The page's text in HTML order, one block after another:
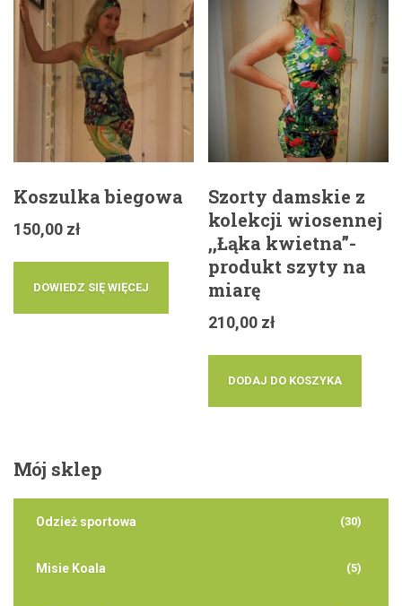
Koszulka biegowa
150,00 zł
DOWIEDZ SIĘ WIĘCEJ
Szorty damskie z
kolekcji wiosennej
,,Łąka kwietna”-
produkt szyty na
miarę
210,00 zł
DODAJ DO KOSZYKA
Mój sklep
Odzież sportowa (30)
Misie Koala (5)